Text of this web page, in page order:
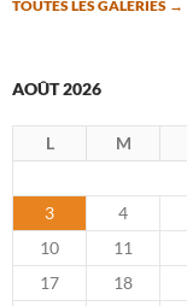
TOUTES LES GALERIES →
AOÛT 2026
L M
3
4
10
11
17
18